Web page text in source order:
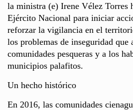
la ministra (e) Irene Vélez Torres
Ejército Nacional para iniciar
reforzar la vigilancia en el
los problemas de inseguridad que
comunidades pesqueras y a los
municipios palafitos.
Un hecho histórico
En 2016, las comunidades